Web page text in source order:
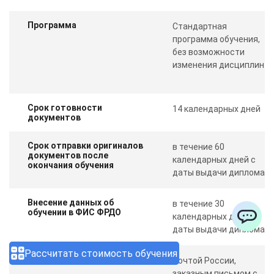
Рассчитать стоимость обучения
Программа
Стандартная
программа обучения,
без возможности
изменения дисциплин
Срок готовности
документов
14 календарных дней
Срок отправки оригиналов
документов после
окончания обучения
в течение 60
календарных дней с
даты выдачи диплома
Внесение данных об
обучении в ФИС ФРДО
в течение 30
календарных дней с
даты выдачи диплома
Отправка документов
Почтой России,
ChatApp